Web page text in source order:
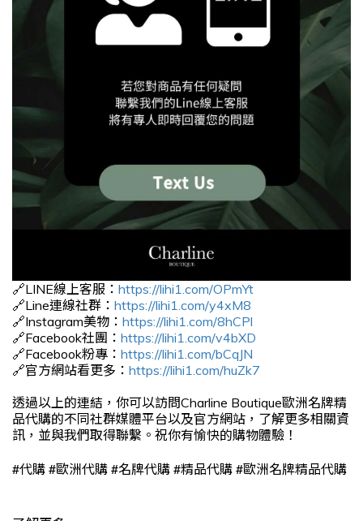
🔗LINE線上客服： https://lihi1.com/OPmYt
🔗Line連線社群： https://lihi1.com/y4xM8
🔗Instagram美物： https://lihi1.com/8hCPl
🔗Facebook社團： https://lihi1.com/v4bXD
🔗Facebook粉專： https://lihi1.com/bCqJN
🔗官方網站看更多： https://lihi1.com/huZk7
透過以上的連結，你可以訪問Charline Boutique歐洲名牌精
品代購的不同社群媒體平台以及官方網站，了解更多相關資
訊，並與我們取得聯繫。祝你有愉快的購物體驗！
#代購 #歐洲代購 #名牌代購 #精品代購 #歐洲名牌精品代購